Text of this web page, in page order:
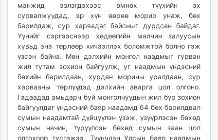
shuurhai.mn
unuudur.mn
isee.mn
mglradio.com
fact.mn
itoim.mn
tumen.mn
shuum.mn
times.mn
tvmongolia.mn
mass.mn
манжид эзлэгдэхээс өмнөх түүхийн эх
сурвалжуудад, эр хүн өөрөө морио унаж, бөх
барилдаж, сур харвадаг байсныг дурдсан байдаг.
Үүнийг сэргээснээр хөдөөгийн малчин залуусын
хувьд энэ төрлөөр хичээллэх боломжтой болно гэж
үзсэн байна. Мөн дэлхийн монгол наадмыг гурван
жил тутам зохион байгуулж, уг наадмын үндэсний
бөхийн барилдаан, хурдан морины уралдаан, сур
харвааны төрлүүдэд дэлхийн аварга цол олгоно.
Гадаадад амьдарч буй монголчуудын жил бүр зохион
байгуулдаг үндэсний баяр наадамд 64 бөх барилдвал
сумын наадамтай дүйцүүлэн үзэж, үзүүрлэсэн бөхөд
сумын начин, түрүүлсэн бөхөд сумын заан цол
олгохоор тусгажээ. Түүнчлэн Улсын баяр наадмын